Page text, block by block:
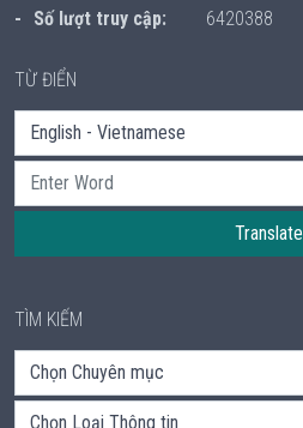
Số lượt truy cập:
6420388
TỪ ĐIỂN
Translate
TÌM KIẾM